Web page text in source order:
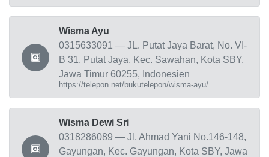
Wisma Ayu
0315633091 — JL. Putat Jaya Barat, No. VI-
B 31, Putat Jaya, Kec. Sawahan, Kota SBY,
Jawa Timur 60255, Indonesien
https://telepon.net/bukutelepon/wisma-ayu/
Wisma Dewi Sri
0318286089 — Jl. Ahmad Yani No.146-148,
Gayungan, Kec. Gayungan, Kota SBY, Jawa